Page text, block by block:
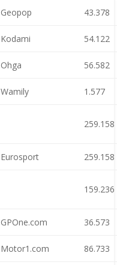
Geopop 43.378
Kodami 54.122
Ohga 56.582
Wamily 1.577
259.158
Eurosport 259.158
159.236
GPOne.com 36.573
Motor1.com 86.733